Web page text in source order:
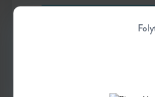
ami esetlegesen